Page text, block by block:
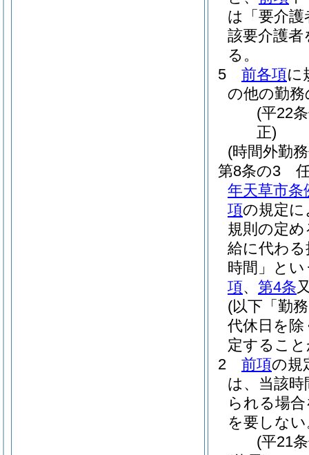
は「要介
該要介護
る。
5
前各項に
の他の勤
(平22
正)
(時間外勤
第8条の3
年天草市条
項の規定に
規則の定
給に代わ
時間」とい
項、 第4条
(以下「勤
代休日を除
定するこ
2
前項の規
は、当該
られる場
を要しな
(平21